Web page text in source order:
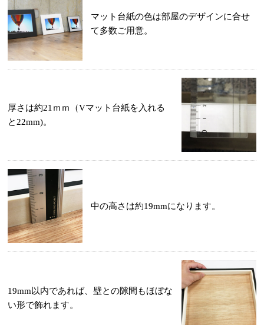
マット台紙の色は部屋のデザインに合せ
て多数ご用意。
厚さは約21ｍｍ（Vマット台紙を入れる
と22mm)。
中の高さは約19mmになります。
19mm以内であれば、壁との隙間もほぼな
い形で飾れます。